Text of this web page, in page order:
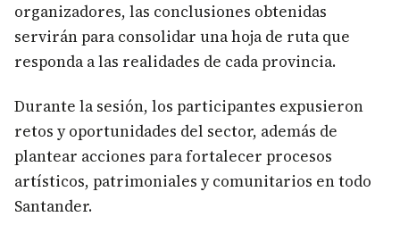
organizadores, las conclusiones obtenidas
servirán para consolidar una hoja de ruta que
responda a las realidades de cada provincia.
Durante la sesión, los participantes expusieron
retos y oportunidades del sector, además de
plantear acciones para fortalecer procesos
artísticos, patrimoniales y comunitarios en todo
Santander.